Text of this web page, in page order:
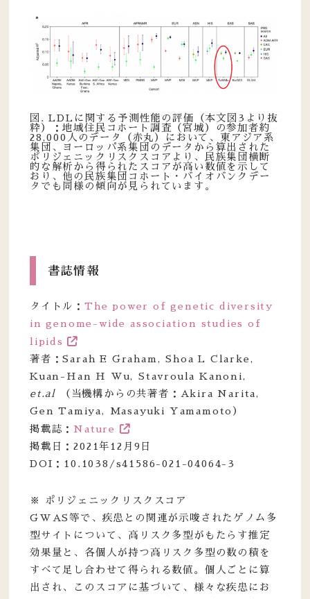
図. LDLに関する予測性能の評価（本文図3より抜
粋）：地域住民コホート調査（宮城）の参加者約
28,000人のデータ（赤丸）において、東アジア系
集団、ヨーロッパ系集団のデータから算出された
ポリジェニックリスクスコアより、民族集団横断
的な解析から得られたスコアが高い数値を示して
おり、他の民族集団コホート・バイオバンクデー
タでも同様の傾向が見られています。
書誌情報
タイトル： The power of genetic diversity
in genome-wide association studies of
lipids
著者：Sarah E Graham, Shoa L Clarke,
Kuan-Han H Wu, Stavroula Kanoni,
et.al （当機構からの共著者：Akira Narita,
Gen Tamiya, Masayuki Yamamoto）
掲載誌： Nature
掲載日：2021年12月9日
DOI：10.1038/s41586-021-04064-3
※ ポリジェニックリスクスコア
GWAS等で、疾患との関連が示唆されたゲノム多
型サイトについて、高リスク多型がもたらす推定
効果量と、各個人が持つ高リスク多型の数の積を
すべて足し合わせて得られる数値。個人ごとに算
出され、このスコアに基づいて、様々な疾患にお